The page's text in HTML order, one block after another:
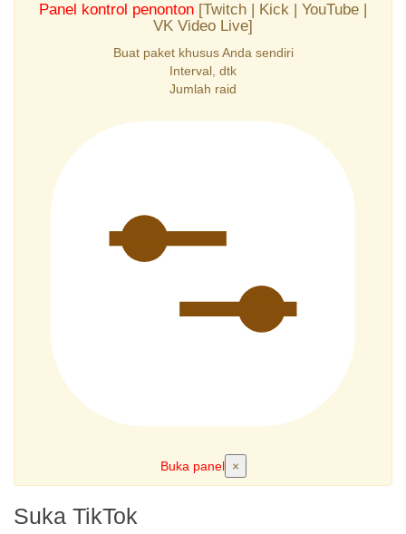
Panel kontrol penonton [Twitch | Kick | YouTube |
VK Video Live]
Buat paket khusus Anda sendiri
Interval, dtk
Jumlah raid
Buka panel ×
Suka TikTok